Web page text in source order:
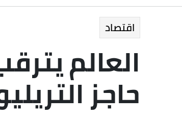
اقتصاد
العالم
حاجز